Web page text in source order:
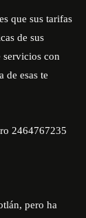
que sus tarifas
de sus
servicios con
de esas te
2464767235
pero ha